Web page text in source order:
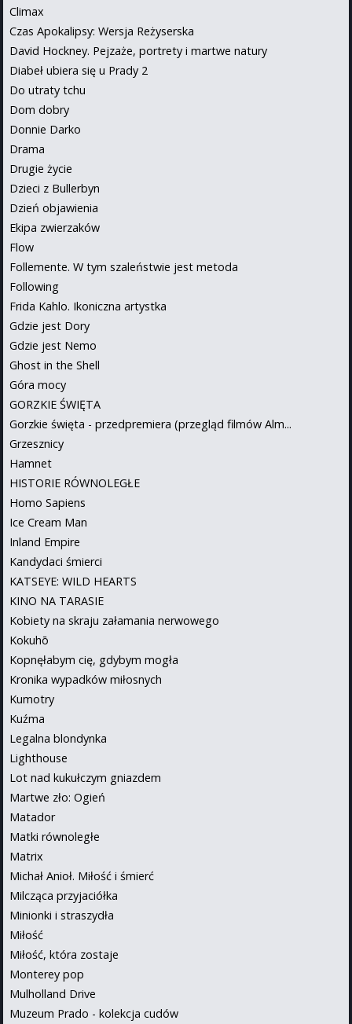
Climax
Czas Apokalipsy: Wersja Reżyserska
David Hockney. Pejzaże, portrety i martwe natury
Diabeł ubiera się u Prady 2
Do utraty tchu
Dom dobry
Donnie Darko
Drama
Drugie życie
Dzieci z Bullerbyn
Dzień objawienia
Ekipa zwierzaków
Flow
Follemente. W tym szaleństwie jest metoda
Following
Frida Kahlo. Ikoniczna artystka
Gdzie jest Dory
Gdzie jest Nemo
Ghost in the Shell
Góra mocy
GORZKIE ŚWIĘTA
Gorzkie święta - przedpremiera (przegląd filmów Alm...
Grzesznicy
Hamnet
HISTORIE RÓWNOLEGŁE
Homo Sapiens
Ice Cream Man
Inland Empire
Kandydaci śmierci
KATSEYE: WILD HEARTS
KINO NA TARASIE
Kobiety na skraju załamania nerwowego
Kokuhō
Kopnęłabym cię, gdybym mogła
Kronika wypadków miłosnych
Kumotry
Kuźma
Legalna blondynka
Lighthouse
Lot nad kukułczym gniazdem
Martwe zło: Ogień
Matador
Matki równoległe
Matrix
Michał Anioł. Miłość i śmierć
Milcząca przyjaciółka
Minionki i straszydła
Miłość
Miłość, która zostaje
Monterey pop
Mulholland Drive
Muzeum Prado - kolekcja cudów